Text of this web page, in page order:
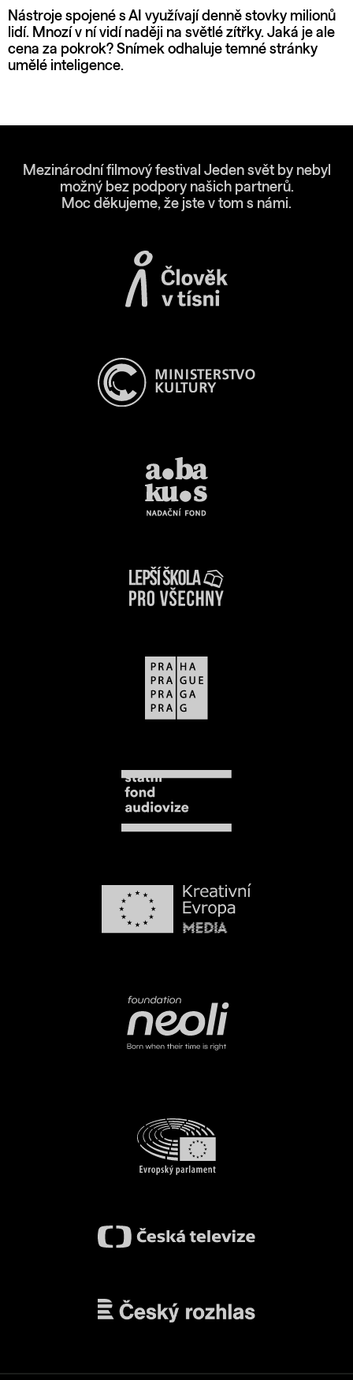
Nástroje spojené s AI využívají denně stovky milionů
lidí. Mnozí v ní vidí naději na světlé zítřky. Jaká je ale
cena za pokrok? Snímek odhaluje temné stránky
umělé inteligence.
Mezinárodní filmový festival Jeden svět by nebyl
možný bez podpory našich partnerů.
Moc děkujeme, že jste v tom s námi.